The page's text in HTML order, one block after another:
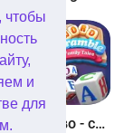
чтобы
и
для
+1 или -1
Найди слово - семейные истории